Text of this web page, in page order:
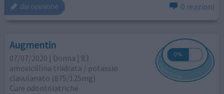
dai opinione 0 reazioni
Augmentin
07/07/2020 | Donna | 83
amoxicillina triidrata / potassio
clavulanato (875/125mg)
Cure odontoiatriche